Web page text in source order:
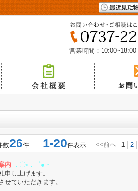
営業時間：10:00~18:00
数26件 1-20件表示 <<前へ 1 2
内 ．〇◦．゜●・
申し上げます。
せていただきます。